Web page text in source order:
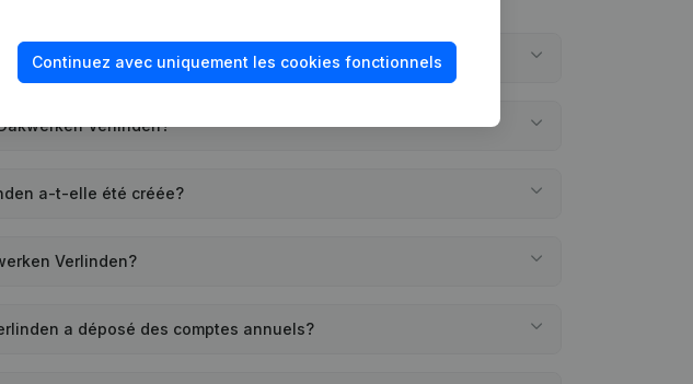
Verlinden?
Verlinden?
a-t-elle été créée?
Verlinden?
a déposé des comptes annuels?
Continuez avec uniquement les cookies fonctionnels